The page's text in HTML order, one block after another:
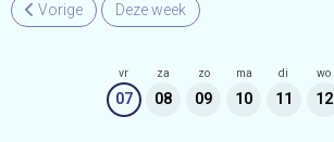
Vorige Deze week
vr
07
za
08
zo
09
ma
10
di
11
wo
12